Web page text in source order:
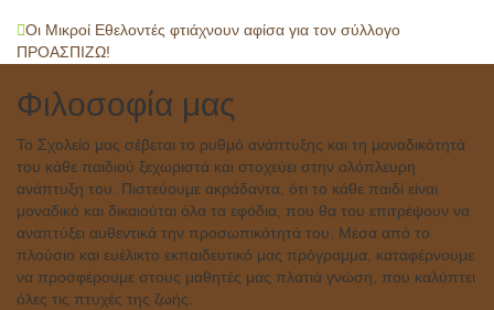
Post
navigation
Οι Μικροί Εθελοντές φτιάχνουν αφίσα για τον σύλλογο
ΠΡΟΑΣΠΙΖΩ!
Φιλοσοφία μας
Το Σχολείο μας σέβεται το ρυθμό ανάπτυξης και τη μοναδικότητά
του κάθε παιδιού ξεχωριστά και στοχεύει στην ολόπλευρη
ανάπτυξη του. Πιστεύουμε ακράδαντα, ότι το κάθε παιδί είναι
μοναδικό και δικαιούται όλα τα εφόδια, που θα του επιτρέψουν να
αναπτύξει αυθεντικά την προσωπικότητά του. Μέσα από το
πλούσιο και ευέλικτο εκπαιδευτικό μας πρόγραμμα, καταφέρνουμε
να προσφέρουμε στους μαθητές μας πλατιά γνώση, που καλύπτει
όλες τις πτυχές της ζωής.